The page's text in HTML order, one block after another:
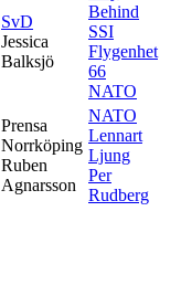
SvD
Jessica
Balksjö
Behind
SSI
Flygenhet
66
NATO
Prensa
Norrköping
Ruben
Agnarsson
NATO
Lennart
Ljung
Per
Rudberg